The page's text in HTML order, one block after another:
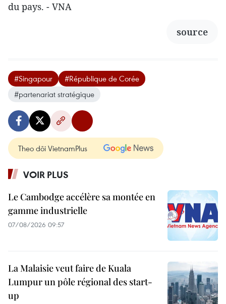
du pays. - VNA
source
#Singapour
#République de Corée
#partenariat stratégique
Theo dõi VietnamPlus
VOIR PLUS
Le Cambodge accélère sa montée en
gamme industrielle
07/08/2026 09:57
La Malaisie veut faire de Kuala
Lumpur un pôle régional des start-
up